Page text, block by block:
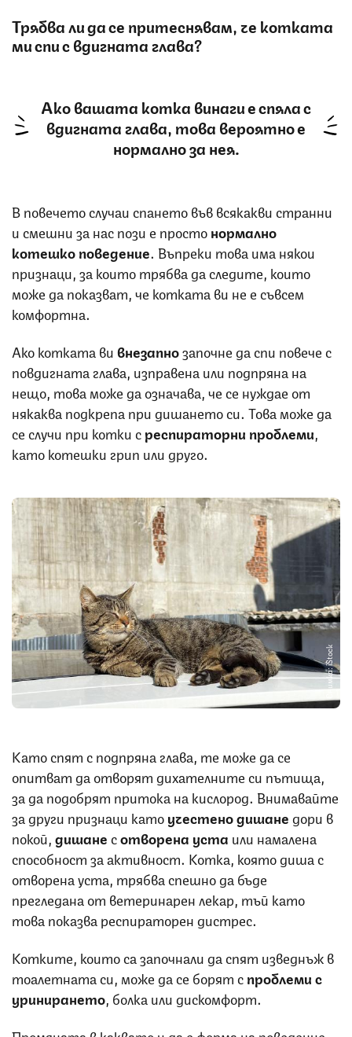
Трябва ли да се притеснявам, че котката
ми спи с вдигната глава?
Ако вашата котка винаги е спяла с
вдигната глава, това вероятно е
нормално за нея.
В повечето случаи спането във всякакви странни
и смешни за нас пози е простонормално
котешкоповедение. Въпреки това има някои
признаци, за които трябва да следите, които
може да показват, че котката ви не е съвсем
комфортна.
Ако котката вивнезапнозапочне да спи повече с
повдигната глава, изправена или подпряна на
нещо, това може да означава, че се нуждае от
някаква подкрепа при дишането си. Това може да
се случи при котки среспираторни проблеми
като котешки грип или друго.
Снимка: iStock
Като спят с подпряна глава, те може да се
опитват да отворят дихателните си пътища,
за да подобрят притока на кислород. Внимавайте
за други признаци катоучестенодишанедори в
покой, дишанесотворена уста или намалена
способност за активност. Котка, която диша с
отворена уста, трябва спешно да бъде
прегледана от ветеринарен лекар, тъй като
това показва респираторен дистрес.
Котките, които са започнали да спят изведнъж в
тоалетната си, може да се борят спроблемис
уринирането , болка или дискомфорт.